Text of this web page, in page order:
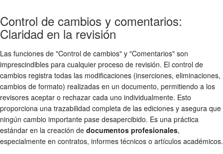
Control de cambios y comentarios:
Claridad en la revisión
Las funciones de "Control de cambios" y "Comentarios" son
imprescindibles para cualquier proceso de revisión. El control de
cambios registra todas las modificaciones (inserciones, eliminaciones,
cambios de formato) realizadas en un documento, permitiendo a los
revisores aceptar o rechazar cada uno individualmente. Esto
proporciona una trazabilidad completa de las ediciones y asegura que
ningún cambio importante pase desapercibido. Es una práctica
estándar en la creación de documentos profesionales,
especialmente en contratos, informes técnicos o artículos académicos.